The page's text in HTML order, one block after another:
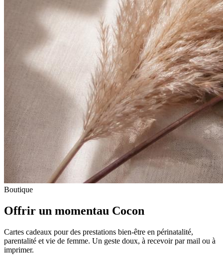
Boutique
Offrir un momentau Cocon
Cartes cadeaux pour des prestations bien-être en périnatalité,
parentalité et vie de femme. Un geste doux, à recevoir par mail ou à
imprimer.